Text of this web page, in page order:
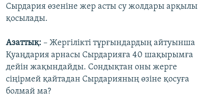
Сырдария өзеніне жер асты су жолдары арқылы
қосылады.
Азаттық: – Жергілікті тұрғындардың айтуынша
Қуаңдария арнасы Сырдарияға 40 шақырымға
дейін жақындайды. Сондықтан оны жерге
сіңірмей қайтадан Сырдарияның өзіне қосуға
болмай ма?